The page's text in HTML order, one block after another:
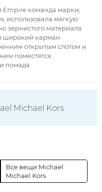
Empire команда марки,
использовала мягкую
зернистого материала
широкий карман
открытым слотом и
поместятся
помада.
Michael Kors
Все вещи Michael
Michael Kors